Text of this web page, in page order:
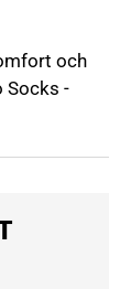
och
Socks -